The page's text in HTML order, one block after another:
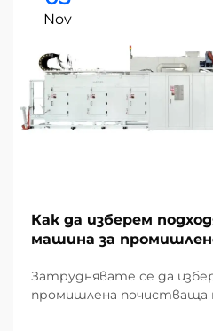
Nov
Как да изберем
машина за
Затруднявате се да
промишлена почистваща